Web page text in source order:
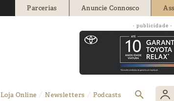
Parcerias Anuncie Connosco
- publicidade -
Loja Online Newsletters Podcasts